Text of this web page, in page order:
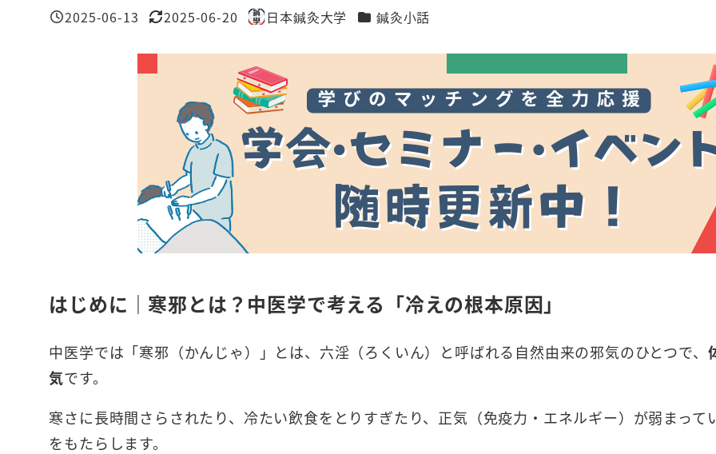
投稿日
2025-06-13
更新日
2025-06-20
著
者
日本鍼灸大学 カテゴリー
鍼灸小話
はじめに｜寒邪とは？中医学で考える「冷えの根本原因」
中医学では「寒邪（かんじゃ）」とは、六淫（ろくいん）と呼ばれる自然由来の邪気のひとつで、
気です。
寒さに長時間さらされたり、冷たい飲食をとりすぎたり、正気（免疫力・エネルギー）が弱まって
をもたらします。